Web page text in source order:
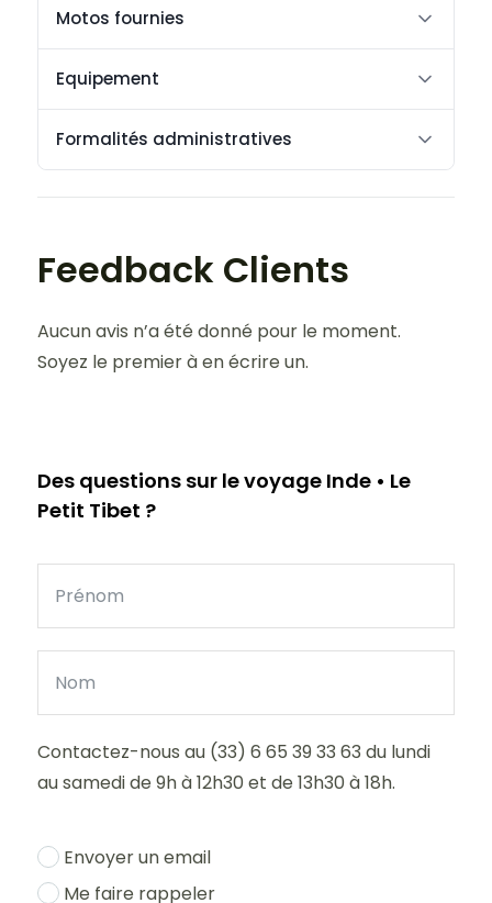
Motos fournies
Equipement
Formalités administratives
Feedback Clients
Aucun avis n’a été donné pour le moment.
Soyez le premier à en écrire un.
Des questions sur le voyage Inde • Le
Petit Tibet ?
Contactez-nous au (33) 6 65 39 33 63 du lundi
au samedi de 9h à 12h30 et de 13h30 à 18h.
Envoyer un email
Me faire rappeler